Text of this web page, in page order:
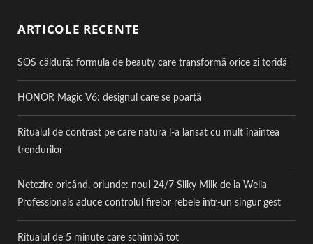
ARTICOLE RECENTE
SOS căldură: formula de beauty care transformă orice zi toridă
HONOR Magic V6: designul care se poartă
Ritualul de contrast pe care natura l-a lansat cu mult înaintea
trendurilor
Netezire oricând, oriunde: noul 24/7 Silky Milk de la Wella
Professionals aduce controlul firelor rebele într-un singur gest
Ritualul de 5 minute care schimbă tot